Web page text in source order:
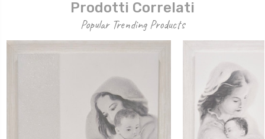
Prodotti Correlati
Popular Trending Products